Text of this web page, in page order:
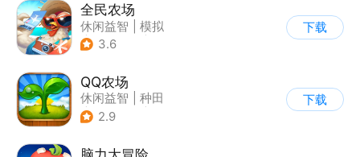
全民农场
休闲益智
模拟
| 田园生活
3.6
下载
QQ农场
休闲益智
种田
| 田园生活
2.9
下载